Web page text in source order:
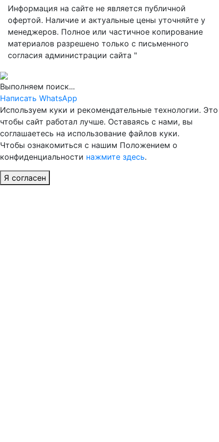
Информация на сайте не является публичной
офертой. Наличие и актуальные цены уточняйте у
менеджеров. Полное или частичное копирование
материалов разрешено только с письменного
согласия администрации сайта "
Выполняем поиск...
Написать WhatsApp
Используем куки и рекомендательные технологии. Это
чтобы сайт работал лучше. Оставаясь с нами, вы
соглашаетесь на использование файлов куки.
Чтобы ознакомиться с нашим Положением о
конфиденциальности нажмите здесь.
Я согласен